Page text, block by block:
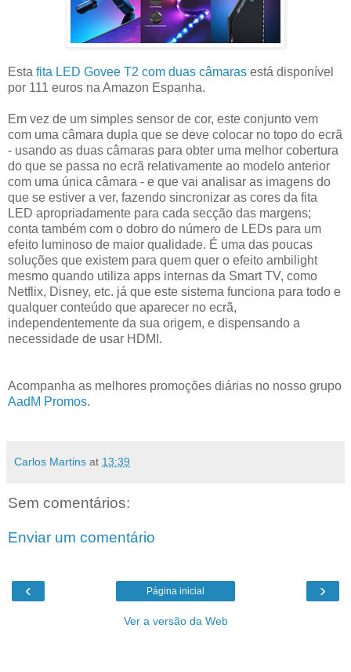
Esta fita LED Govee T2 com duas câmaras está disponível
por 111 euros na Amazon Espanha.
Em vez de um simples sensor de cor, este conjunto vem
com uma câmara dupla que se deve colocar no topo do ecrã
- usando as duas câmaras para obter uma melhor cobertura
do que se passa no ecrã relativamente ao modelo anterior
com uma única câmara - e que vai analisar as imagens do
que se estiver a ver, fazendo sincronizar as cores da fita
LED apropriadamente para cada secção das margens;
conta também com o dobro do número de LEDs para um
efeito luminoso de maior qualidade. É uma das poucas
soluções que existem para quem quer o efeito ambilight
mesmo quando utiliza apps internas da Smart TV, como
Netflix, Disney, etc. já que este sistema funciona para todo e
qualquer conteúdo que aparecer no ecrã,
independentemente da sua origem, e dispensando a
necessidade de usar HDMI.
Acompanha as melhores promoções diárias no nosso grupo
AadM Promos.
Carlos Martins at 13:39
Sem comentários:
Enviar um comentário
‹ ›
Página inicial
Ver a versão da Web